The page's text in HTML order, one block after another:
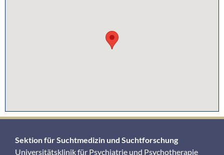
Sektion für Suchtmedizin und Suchtforschung
Universitätsklinik für Psychiatrie und Psychotherapie